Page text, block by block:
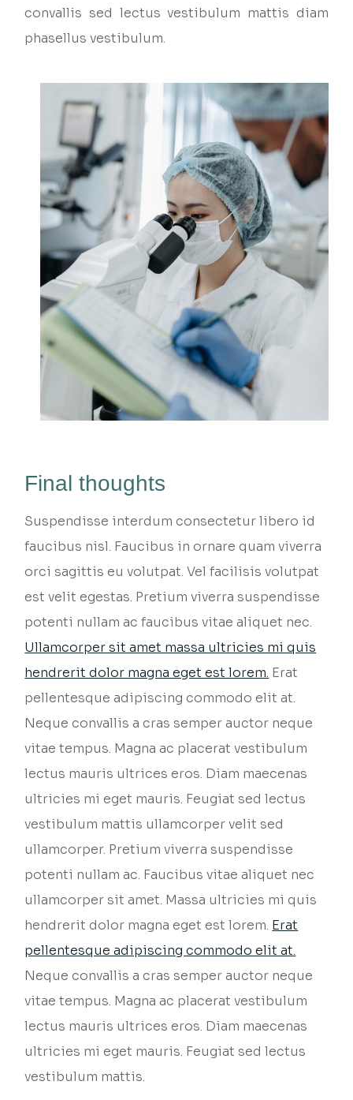
convallis sed lectus vestibulum mattis diam
phasellus vestibulum.
Final thoughts
Suspendisse interdum consectetur libero id
faucibus nisl. Faucibus in ornare quam viverra
orci sagittis eu volutpat. Vel facilisis volutpat
est velit egestas. Pretium viverra suspendisse
potenti nullam ac faucibus vitae aliquet nec.
Ullamcorper sit amet massa ultricies mi quis
hendrerit dolor magna eget est lorem. Erat
pellentesque adipiscing commodo elit at.
Neque convallis a cras semper auctor neque
vitae tempus. Magna ac placerat vestibulum
lectus mauris ultrices eros. Diam maecenas
ultricies mi eget mauris. Feugiat sed lectus
vestibulum mattis ullamcorper velit sed
ullamcorper. Pretium viverra suspendisse
potenti nullam ac. Faucibus vitae aliquet nec
ullamcorper sit amet. Massa ultricies mi quis
hendrerit dolor magna eget est lorem. Erat
pellentesque adipiscing commodo elit at.
Neque convallis a cras semper auctor neque
vitae tempus. Magna ac placerat vestibulum
lectus mauris ultrices eros. Diam maecenas
ultricies mi eget mauris. Feugiat sed lectus
vestibulum mattis.